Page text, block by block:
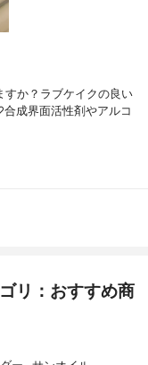
すか？ラブケイクの良い
成界面活性剤やアルコ
リ：おすすめ商